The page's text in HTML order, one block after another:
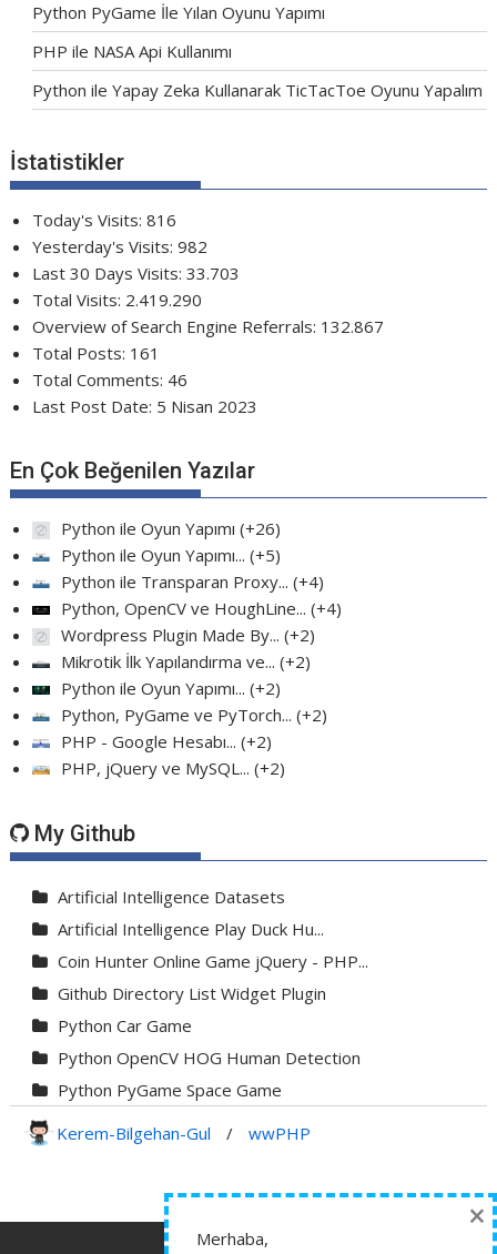
Python PyGame İle Yılan Oyunu Yapımı
PHP ile NASA Api Kullanımı
Python ile Yapay Zeka Kullanarak TicTacToe Oyunu Yapalım
İstatistikler
Today's Visits:816
Yesterday's Visits:982
Last 30 Days Visits:33.703
Total Visits: 2.419.290
Overview of Search Engine Referrals: 132.867
Total Posts: 161
Total Comments: 46
Last Post Date: 5 Nisan 2023
En Çok Beğenilen Yazılar
Python ile Oyun Yapımı +26
Python ile Oyun Yapımı... +5
Python ile Transparan Proxy... +4
Python, OpenCV ve HoughLine... +4
Wordpress Plugin Made By... +2
Mikrotik İlk Yapılandırma ve... +2
Python ile Oyun Yapımı... +2
Python, PyGame ve PyTorch... +2
PHP - Google Hesabı... +2
PHP, jQuery ve MySQL... +2
My Github
Artificial Intelligence Datasets
Artificial Intelligence Play Duck Hu...
Coin Hunter Online Game jQuery - PHP...
Github Directory List Widget Plugin
Python Car Game
Python OpenCV HOG Human Detection
Python PyGame Space Game
Python Transparent Proxy Server
Kerem-Bilgehan-Gul / wwPHP
Merhaba,
×